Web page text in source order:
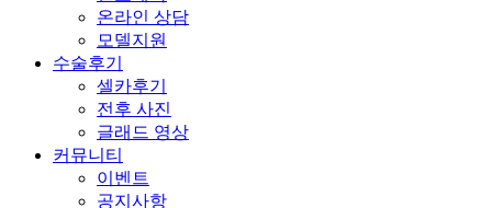
온라인 상담
모델지원
수술후기
셀카후기
전후 사진
글래드 영상
커뮤니티
이벤트
공지사항